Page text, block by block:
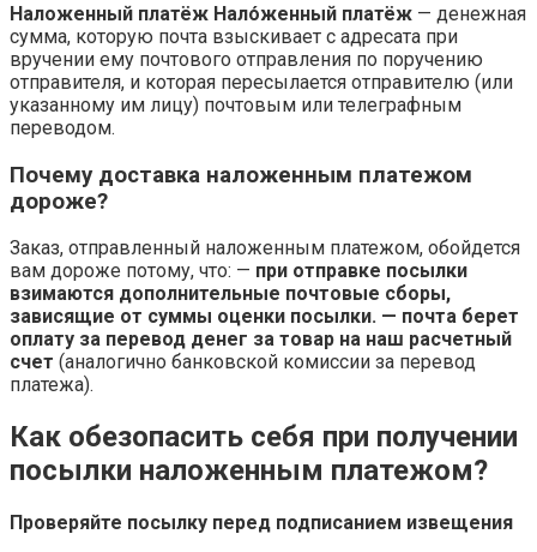
Наложенный платёж Нало́женный платёж — денежная
сумма, которую почта взыскивает с адресата при
вручении ему почтового отправления по поручению
отправителя, и которая пересылается отправителю (или
указанному им лицу) почтовым или телеграфным
переводом.
Почему доставка наложенным платежом
дороже?
Заказ, отправленный наложенным платежом, обойдется
вам дороже потому, что: — при отправке посылки
взимаются дополнительные почтовые сборы,
зависящие от суммы оценки посылки. — почта берет
оплату за перевод денег за товар на наш расчетный
счет (аналогично банковской комиссии за перевод
платежа).
Как обезопасить себя при получении
посылки наложенным платежом?
Проверяйте посылку перед подписанием извещения